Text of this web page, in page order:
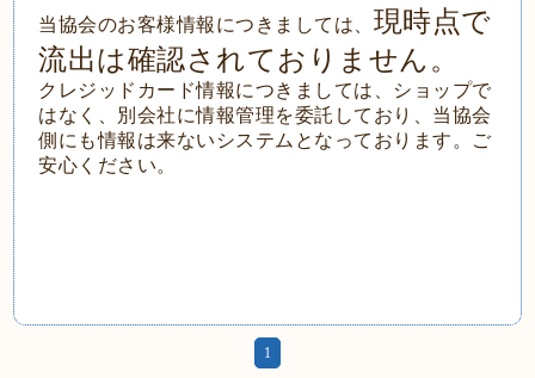
当協会のお客様情報につきましては、 現時点で
流出は確認されておりません。
クレジッドカード情報につきましては、ショップで
はなく、別会社に情報管理を委託しており、当協会
側にも情報は来ないシステムとなっております。ご
安心ください。
1